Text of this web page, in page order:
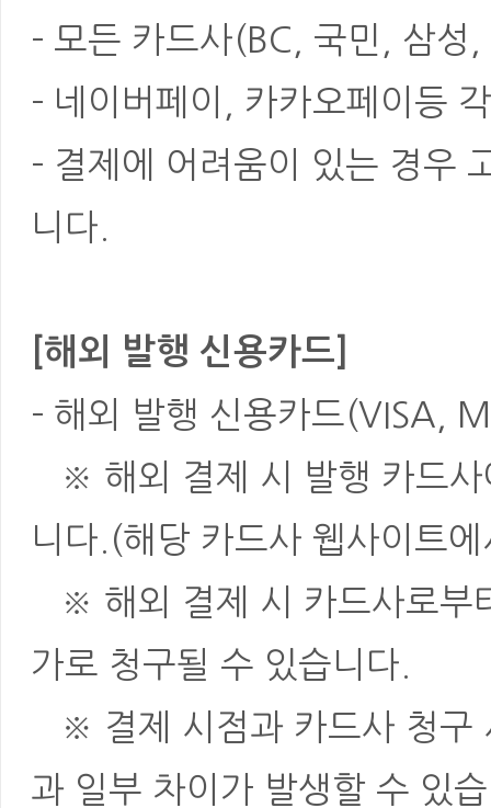
- 모든 카드사(BC, 국민, 삼성
- 네이버페이, 카카오페이등
- 결제에 어려움이 있는 경우
니다.
[해외 발행 신용카드]
- 해외 발행 신용카드(VISA,
※ 해외 결제 시 발행 카드사
니다.(해당 카드사 웹사이트
※ 해외 결제 시 카드사로부
가로 청구될 수 있습니다.
※ 결제 시점과 카드사 청구
과 일부 차이가 발생할 수 있